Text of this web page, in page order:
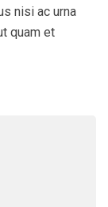
nisi ac urna
quam et